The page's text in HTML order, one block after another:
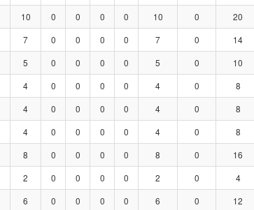
10 0 0 0 0 10 0 20
7 0 0 0 0 7 0 14
5 0 0 0 0 5 0 10
4 0 0 0 0 4 0 8
4 0 0 0 0 4 0 8
4 0 0 0 0 4 0 8
8 0 0 0 0 8 0 16
2 0 0 0 0 2 0 4
6 0 0 0 0 6 0 12